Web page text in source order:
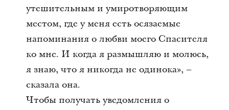
утешительным и умиротворяющим
местом, где у меня есть осязаемые
напоминания о любви моего Спасителя
ко мне. И когда я размышляю и молюсь,
я знаю, что я никогда не одинока», –
сказала она.
Чтобы получать уведомления о